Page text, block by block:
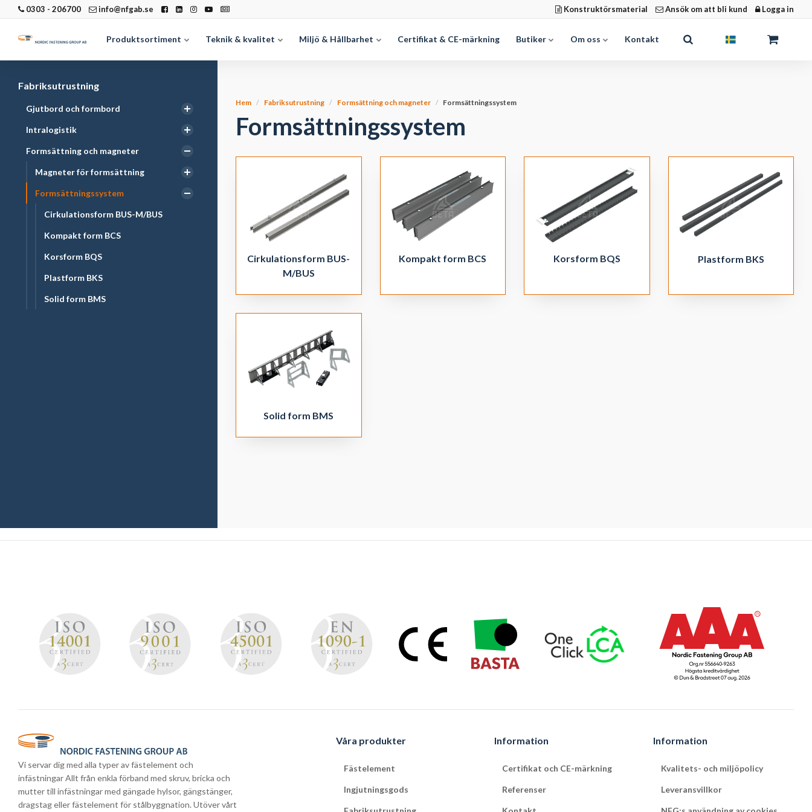
0303 - 206700 info@nfgab.se Konstruktörsmaterial Ansök om att bli kund Logga in
Produktsortiment Teknik & kvalitet Miljö & Hållbarhet Certifikat & CE-märkning Butiker Om oss Kontakt
Fabriksutrustning
Gjutbord och formbord
Intralogistik
Formsättning och magneter
Magneter för formsättning
Formsättningssystem
Cirkulationsform BUS-M/BUS
Kompakt form BCS
Korsform BQS
Plastform BKS
Solid form BMS
Hem Fabriksutrustning Formsättning och magneter Formsättningssystem
Formsättningssystem
Cirkulationsform BUS-
M/BUS
Kompakt form BCS Korsform BQS Plastform BKS
Solid form BMS
Vi servar dig med alla typer av fästelement och
infästningar Allt från enkla förband med skruv, bricka och
mutter till infästningar med gängade hylsor, gängstänger,
dragstag eller fästelement för stålbyggnation. Utöver vårt
Våra produkter
Fästelement
Ingjutningsgods
Information
Certifikat och CE-märkning
Referenser
Information
Kvalitets- och miljöpolicy
Leveransvillkor